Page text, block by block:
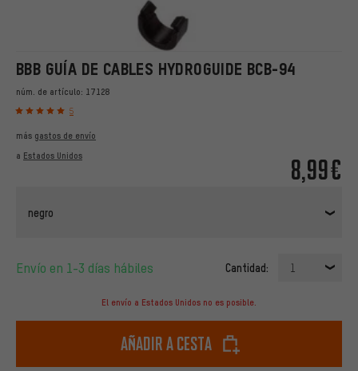
BBB GUÍA DE CABLES HYDROGUIDE BCB-94
núm. de artículo: 17128
5
8,99€
más gastos de envío
a Estados Unidos
negro
Envío en 1-3 días hábiles Cantidad: 1
El envío a Estados Unidos no es posible.
Añadir a cesta